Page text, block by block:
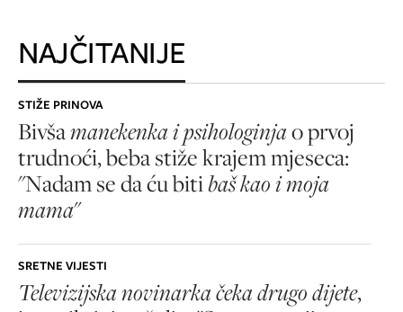
NAJČITANIJE
STIŽE PRINOVA
Bivšamanekenka i psihologinjao prvoj
trudnoći, beba stiže krajem mjeseca:
"Nadam se da ću bitibaš kao i moja
mama"
SRETNE VIJESTI
Televizijska novinarka čeka drugo dijete,